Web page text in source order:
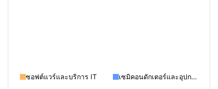
ซอฟต์แวร์และบริการ IT
เซมิคอนดักเตอร์และอุปกรณ์เซมิคอนดักเตอร์